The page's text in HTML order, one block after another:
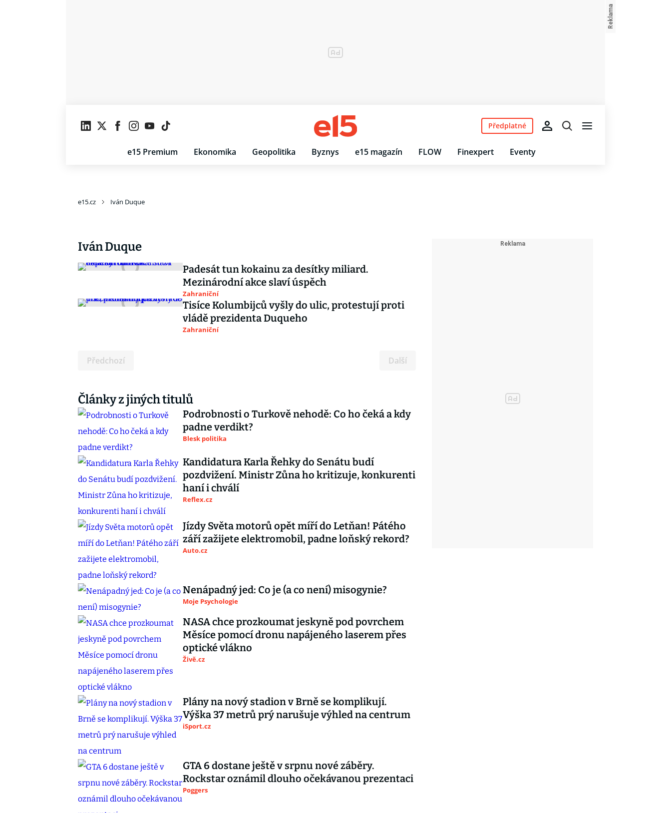
e15 Premium Ekonomika Geopolitika Byznys e15 magazín FLOW Finexpert Eventy
Předplatné
e15.cz Iván Duque
Iván Duque
Padesát tun kokainu za desítky miliard.
Mezinárodní akce slaví úspěch
Zahraniční
Tisíce Kolumbijců vyšly do ulic, protestují proti
vládě prezidenta Duqueho
Zahraniční
Předchozí Další
Články z jiných titulů
Podrobnosti o Turkově nehodě: Co ho čeká a kdy
padne verdikt?
Blesk politika
Kandidatura Karla Řehky do Senátu budí
pozdvižení. Ministr Zůna ho kritizuje, konkurenti
haní i chválí
Reflex.cz
Jízdy Světa motorů opět míří do Letňan! Pátého
září zažijete elektromobil, padne loňský rekord?
Auto.cz
Nenápadný jed: Co je (a co není) misogynie?
Moje Psychologie
NASA chce prozkoumat jeskyně pod povrchem
Měsíce pomocí dronu napájeného laserem přes
optické vlákno
Živě.cz
Plány na nový stadion v Brně se komplikují.
Výška 37 metrů prý narušuje výhled na centrum
iSport.cz
GTA 6 dostane ještě v srpnu nové záběry.
Rockstar oznámil dlouho očekávanou prezentaci
Poggers